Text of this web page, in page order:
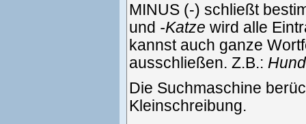
MINUS (-) schließt
und -Katze wird alle
kannst auch ganze
ausschließen. Z.B.:
Die Suchmaschine
Kleinschreibung.